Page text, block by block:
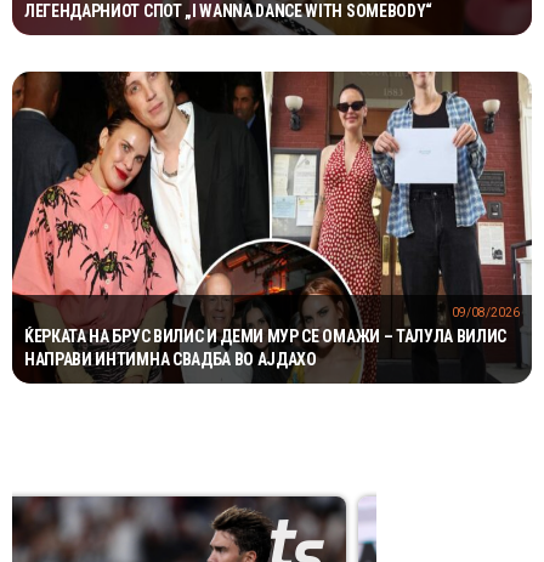
ЛЕГЕНДАРНИОТ СПОТ „I WANNA DANCE WITH SOMEBODY“
ЌЕРКАТА НА БРУС ВИЛИС И ДЕМИ МУР СЕ ОМАЖИ – ТАЛУЛА ВИЛИС
НАПРАВИ ИНТИМНА СВАДБА ВО АЈДАХО
09/08/2026